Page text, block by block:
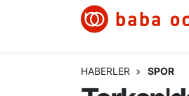
HABERLER SPOR
Ekonomi
Namaz Vakitleri
Trafik Durumu